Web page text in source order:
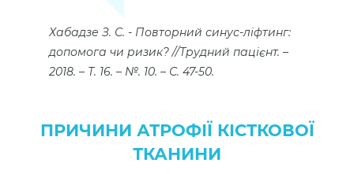
Хабадзе З. С.
Повторний синус-ліфтинг:
допомога чи ризик? //Трудний пацієнт. –
2018. – Т. 16. – №. 10. – С. 47-50.
ПРИЧИНИ АТРОФІЇ КІСТКОВОЇ
ТКАНИНИ